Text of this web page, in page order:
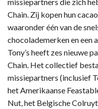
Chain. Zij kopen hun
waaronder één van de
chocolademerken en een
Tony’s heeft zes nieuwe
Chain. Het collectief
missiepartners (inclusief
het Amerikaanse
Nut, het Belgische